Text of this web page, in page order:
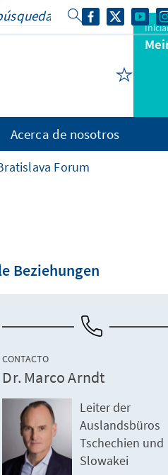
Acerca de nosotros
Forum
Beziehungen
CONTACTO
Dr. Marco Arndt
Leiter der
Auslandsbüros
Tschechien und
Slowakei